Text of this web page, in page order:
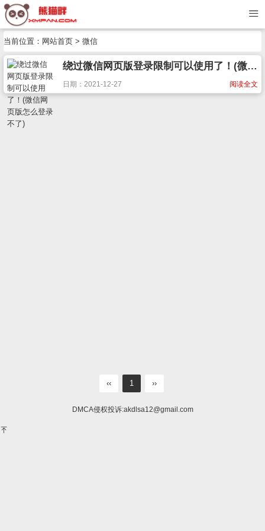
当前位置： 网站首页 > 微信
绕过微信网页版登录限制可以使用了！(微信网页版怎么登录不了)
阅读全文
日期：2021-12-27
‹‹ 1 ››
DMCA侵权投诉:akdlsa12@gmail.com